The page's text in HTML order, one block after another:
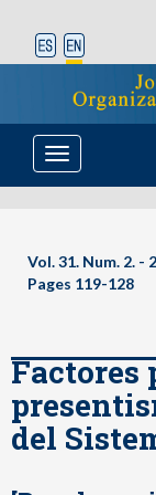
Toggle
navigation
Vol. 31. Num. 2. -
Pages 119-128
Factores
del